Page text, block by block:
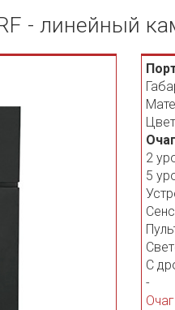
- линейный
2
5
С
-